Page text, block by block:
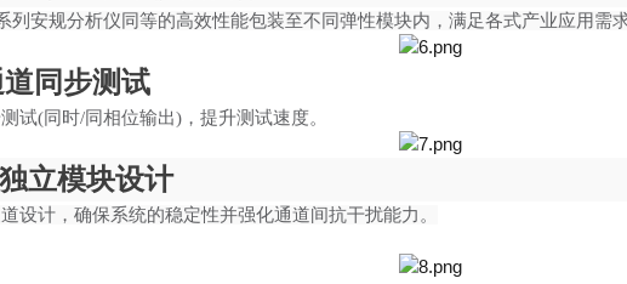
列安规分析仪同等的高效性能包装至不同弹性模块内，满足各式产业应用需
道同步测试
试(同时/同相位输出)，提升测试速度。
立模块设计
设计，确保系统的稳定性并强化通道间抗干扰能力。